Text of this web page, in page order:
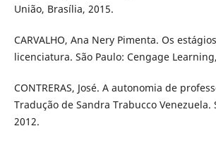
União, Brasília, 2015.
CARVALHO, Ana Nery Pimenta. Os
licenciatura. São Paulo: Cengage
CONTRERAS, José. A autonomia de
Tradução de Sandra Trabucco Venezuela.
2012.